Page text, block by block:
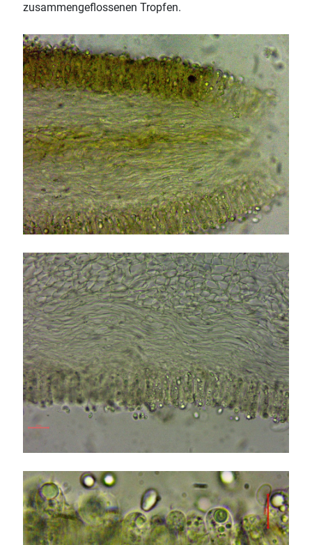
zusammengeflossenen Tropfen.